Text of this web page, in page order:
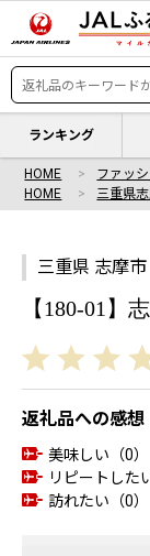
ランキング
HOME ファッ
HOME
三重県
三重県 志摩市
【180-01
返礼品への感想
美味しい（0）
リピートした
訪れたい（0）